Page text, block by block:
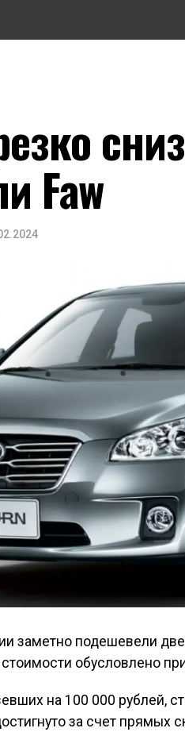
Faw
заметно подешевели
обусловлено
на 100 000 рублей,
за счет прямых